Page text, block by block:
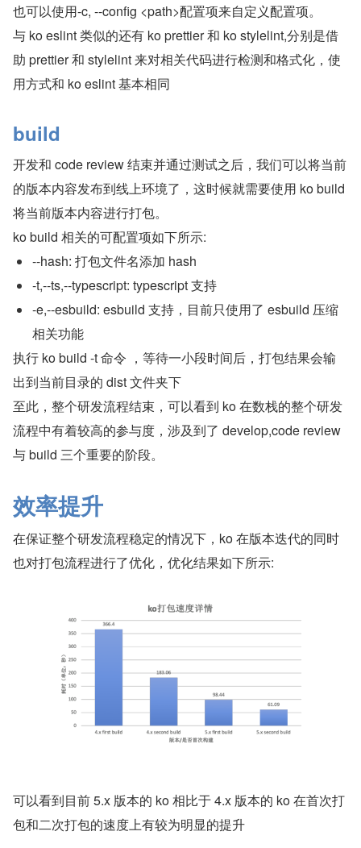
也可以使用-c, --config <path>配置项来自定义配置项。
与 ko eslint 类似的还有 ko prettier 和 ko stylelint,分别是借
助 prettier 和 stylelint 来对相关代码进行检测和格式化，使
用方式和 ko eslint 基本相同
build
开发和 code review 结束并通过测试之后，我们可以将当前
的版本内容发布到线上环境了，这时候就需要使用 ko build
将当前版本内容进行打包。
ko build 相关的可配置项如下所示:
--hash: 打包文件名添加 hash
-t,--ts,--typescript: typescript 支持
-e,--esbuild: esbuild 支持，目前只使用了 esbuild 压缩
相关功能
执行 ko build -t 命令 ，等待一小段时间后，打包结果会输
出到当前目录的 dist 文件夹下
至此，整个研发流程结束，可以看到 ko 在数栈的整个研发
流程中有着较高的参与度，涉及到了 develop,code review
与 build 三个重要的阶段。
效率提升
在保证整个研发流程稳定的情况下，ko 在版本迭代的同时
也对打包流程进行了优化，优化结果如下所示:
可以看到目前 5.x 版本的 ko 相比于 4.x 版本的 ko 在首次打
包和二次打包的速度上有较为明显的提升